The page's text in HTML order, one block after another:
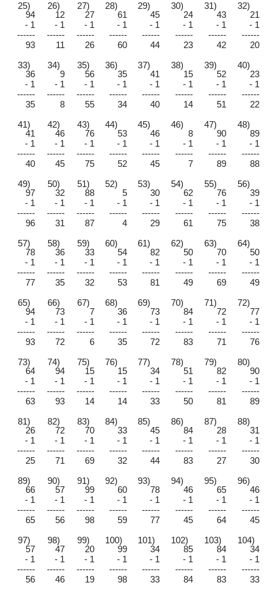
25)
94
26)
12
27)
27
28)
61
29)
45
30)
24
31)
43
32)
21
- 1
- 1 - 1 - 1 - 1 - 1 - 1
- 1
------
------ ------ ------ ------ ------ ------
------
93
11 26 60 44 23 42
20
33)
36
34)
9
35)
56
36)
35
37)
41
38)
15
39)
52
40)
23
- 1
- 1 - 1 - 1 - 1 - 1 - 1
- 1
------
------ ------ ------ ------ ------ ------
------
35
8 55 34 40 14 51
22
41)
41
42)
46
43)
76
44)
53
45)
46
46)
8
47)
90
48)
89
- 1
- 1 - 1 - 1 - 1 - 1 - 1
- 1
------
------ ------ ------ ------ ------ ------
------
40
45 75 52 45 7 89
88
49)
97
50)
32
51)
88
52)
5
53)
30
54)
62
55)
76
56)
39
- 1
- 1 - 1 - 1 - 1 - 1 - 1
- 1
------
------ ------ ------ ------ ------ ------
------
96
31 87 4 29 61 75
38
57)
78
58)
36
59)
33
60)
54
61)
82
62)
50
63)
70
64)
50
- 1
- 1 - 1 - 1 - 1 - 1 - 1
- 1
------
------ ------ ------ ------ ------ ------
------
77
35 32 53 81 49 69
49
65)
94
66)
73
67)
7
68)
36
69)
73
70)
84
71)
72
72)
77
- 1
- 1 - 1 - 1 - 1 - 1 - 1
- 1
------
------ ------ ------ ------ ------ ------
------
93
72 6 35 72 83 71
76
73)
64
74)
94
75)
15
76)
15
77)
34
78)
51
79)
82
80)
90
- 1
- 1 - 1 - 1 - 1 - 1 - 1
- 1
------
------ ------ ------ ------ ------ ------
------
63
93 14 14 33 50 81
89
81)
26
82)
72
83)
70
84)
33
85)
45
86)
84
87)
28
88)
31
- 1
- 1 - 1 - 1 - 1 - 1 - 1
- 1
------
------ ------ ------ ------ ------ ------
------
25
71 69 32 44 83 27
30
89)
66
90)
57
91)
99
92)
60
93)
78
94)
46
95)
65
96)
46
- 1
- 1 - 1 - 1 - 1 - 1 - 1
- 1
------
------ ------ ------ ------ ------ ------
------
65
56 98 59 77 45 64
45
97)
57
98)
47
99)
20
100)
99
101)
34
102)
85
103)
84
104)
34
- 1
- 1 - 1 - 1 - 1 - 1 - 1
- 1
------
------ ------ ------ ------ ------ ------
------
56
46 19 98 33 84 83
33